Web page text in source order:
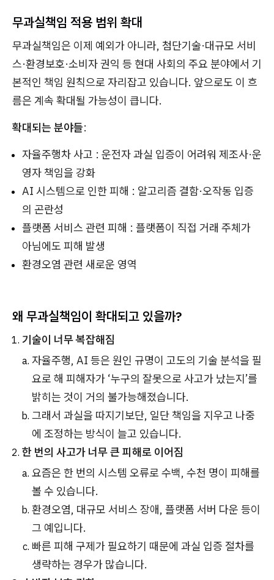
무과실책임 적용 범위 확대
무과실책임은 이제 예외가 아니라, 첨단기술·대규모 서비
스·환경보호·소비자 권익 등 현대 사회의 주요 분야에서 기
본적인 책임 원칙으로 자리잡고 있습니다. 앞으로도 이 흐
름은 계속 확대될 가능성이 큽니다.
확대되는 분야들:
자율주행차 사고 : 운전자 과실 입증이 어려워 제조사·운
영자 책임을 강화
AI 시스템으로 인한 피해 : 알고리즘 결함·오작동 입증
의 곤란성
플랫폼 서비스 관련 피해 : 플랫폼이 직접 거래 주체가
아님에도 피해 발생
환경오염 관련 새로운 영역
왜 무과실책임이 확대되고 있을까?
기술이 너무 복잡해짐
자율주행, AI 등은 원인 규명이 고도의 기술 분석을 필
요로 해 피해자가 ‘누구의 잘못으로 사고가 났는지’를
밝히는 것이 거의 불가능해졌습니다.
그래서 과실을 따지기보단, 일단 책임을 지우고 나중
에 조정하는 방식이 늘고 있습니다.
한 번의 사고가 너무 큰 피해로 이어짐
요즘은 한 번의 시스템 오류로 수백, 수천 명이 피해를
볼 수 있습니다.
환경오염, 대규모 서비스 장애, 플랫폼 서버 다운 등이
그 예입니다.
빠른 피해 구제가 필요하기 때문에 과실 입증 절차를
생략하는 경우가 많습니다.